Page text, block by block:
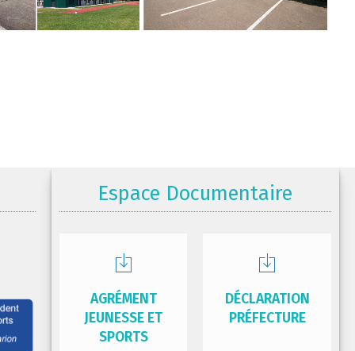
Espace Documentaire
AGRÉMENT
JEUNESSE ET
SPORTS
DÉCLARATION
PRÉFECTURE